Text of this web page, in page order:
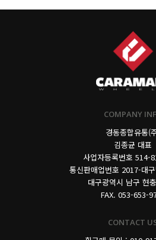
COMPANY
경동종합유통(
김종균 대표
사업자등록번호 514-
통신판매업번호 2017-대
대구광역시 남구 현
FAX. 053-653-
CONTACT